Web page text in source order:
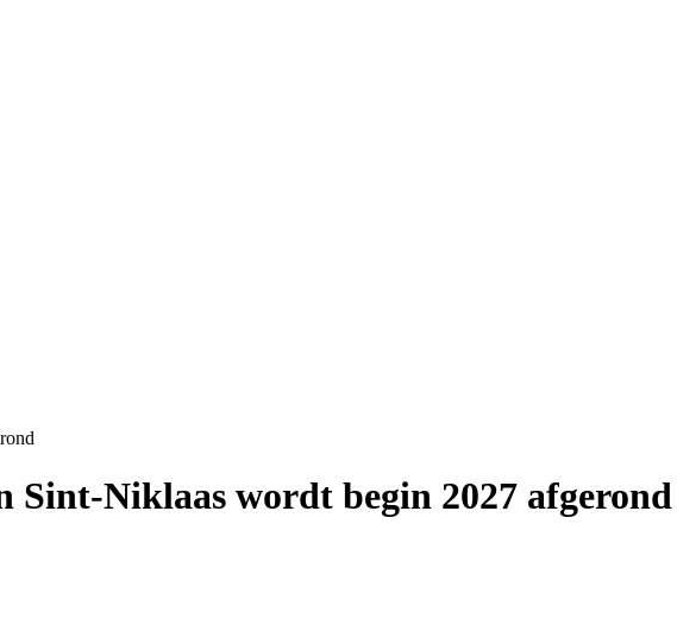
Niklaas wordt begin 2027 afgerond